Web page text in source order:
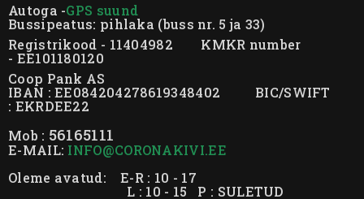
Autoga -GPS suund
Bussipeatus: pihlaka (buss nr. 5 ja 33)
Registrikood - 11404982 KMKR number
- EE101180120
Coop Pank AS
IBAN : EE084204278619348402 BIC/SWIFT
: EKRDEE22
Mob : 56165111
E-MAIL: INFO@CORONAKIVI.EE
Oleme avatud: E-R : 10 - 17
L : 10 - 15 P : SULETUD